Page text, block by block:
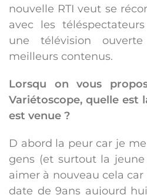
nouvelle RTI veut se
avec les
une télévision
meilleurs contenus.
Lorsqu on vous
Variétoscope, quelle est
est venue ?
D abord la peur car je
gens (et surtout la
aimer à nouveau cela
date de 9ans aujourd